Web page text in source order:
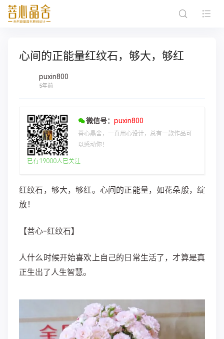
心间的正能量红纹石，够大，够红
puxin800
5年前
微信号： puxin800
菩心晶舍，一直用心设计，总有一款作品可
以感动你！
已有19000人已关注
红纹石，够大，够红。心间的正能量，如花朵般，绽
放！
【菩心-红纹石】
人什么时候开始喜欢上自己的日常生活了，才算是真
正生出了人生智慧。